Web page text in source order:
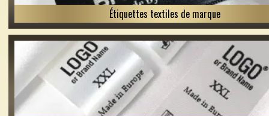
Étiquettes textiles de marque